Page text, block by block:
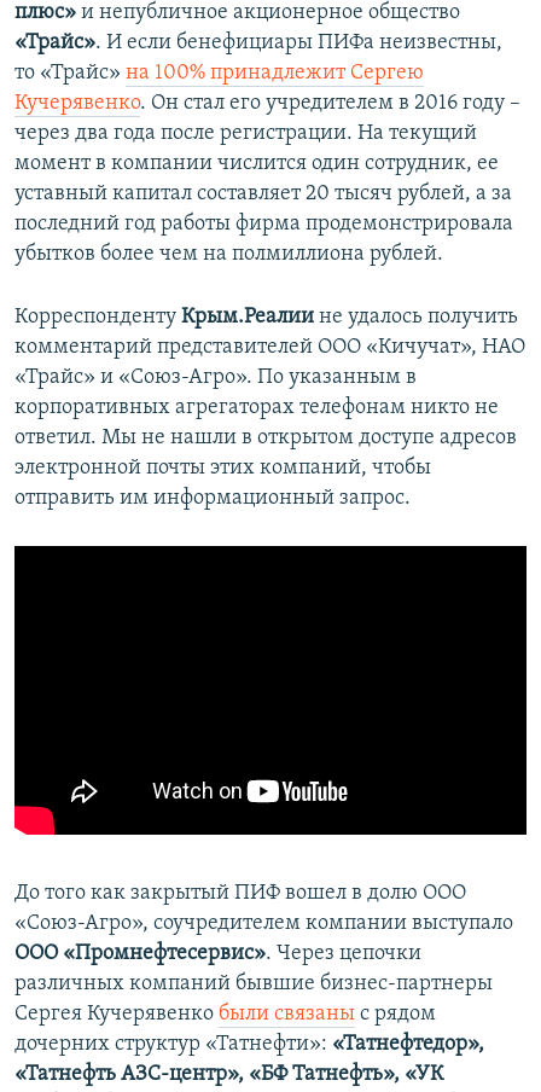
плюс» и непубличное акционерное общество
«Трайс». И если бенефициары ПИФа неизвестны,
то «Трайс» на 100% принадлежит Сергею
Кучерявенко. Он стал его учредителем в 2016 году –
через два года после регистрации. На текущий
момент в компании числится один сотрудник, ее
уставный капитал составляет 20 тысяч рублей, а за
последний год работы фирма продемонстрировала
убытков более чем на полмиллиона рублей.
Корреспонденту Крым.Реалии не удалось получить
комментарий представителей ООО «Кичучат», НАО
«Трайс» и «Союз-Агро». По указанным в
корпоративных агрегаторах телефонам никто не
ответил. Мы не нашли в открытом доступе адресов
электронной почты этих компаний, чтобы
отправить им информационный запрос.
До того как закрытый ПИФ вошел в долю ООО
«Союз-Агро», соучредителем компании выступало
ООО «Промнефтесервис». Через цепочки
различных компаний бывшие бизнес-партнеры
Сергея Кучерявенко были связаны с рядом
дочерних структур «Татнефти»: «Татнефтедор»,
«Татнефть АЗС-центр», «БФ Татнефть», «УК